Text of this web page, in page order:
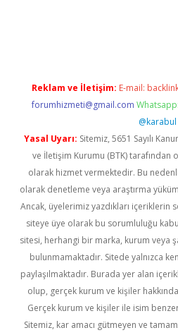
Reklam ve İletişim: E-mail:
forumhizmeti@gmail.com
@karabul
Yasal Uyarı: Sitemiz, 5651 Sayılı
ve İletişim Kurumu (BTK) tarafından
olarak hizmet vermektedir. Bu
olarak denetleme veya araştırma
Ancak, üyelerimiz yazdıkları içeriklerin
siteye üye olarak bu sorumluluğu
sitesi, herhangi bir marka, kurum veya
bulunmamaktadır. Sitede yalnızca
paylaşılmaktadır. Burada yer alan
olup, gerçek kurum ve kişiler
Gerçek kurum ve kişiler ile isim
Sitemiz, kar amacı gütmeyen ve